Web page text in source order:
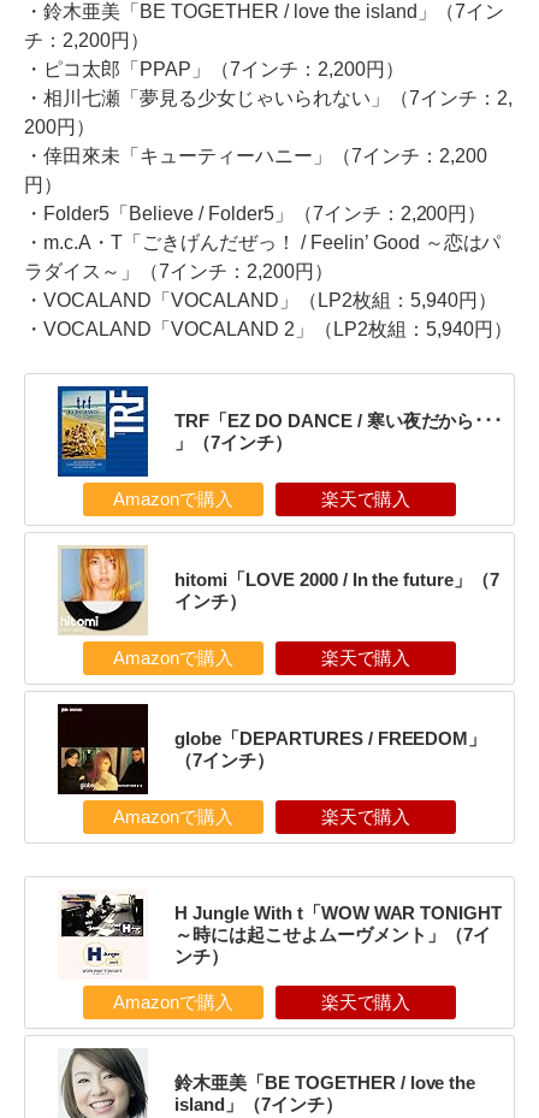
・鈴木亜美「BE TOGETHER / love the island」（7イン
チ：2,200円）
・ピコ太郎「PPAP」（7インチ：2,200円）
・相川七瀬「夢見る少女じゃいられない」（7インチ：2,
200円）
・倖田來未「キューティーハニー」（7インチ：2,200
円）
・Folder5「Believe / Folder5」（7インチ：2,200円）
・m.c.A・T「ごきげんだぜっ！ / Feelin’ Good ～恋はパ
ラダイス～」（7インチ：2,200円）
・VOCALAND「VOCALAND」（LP2枚組：5,940円）
・VOCALAND「VOCALAND 2」（LP2枚組：5,940円）
TRF「EZ DO DANCE / 寒い夜だから･･･
」（7インチ）
Amazonで購入 楽天で購入
hitomi「LOVE 2000 / In the future」（7
インチ）
Amazonで購入 楽天で購入
globe「DEPARTURES / FREEDOM」
（7インチ）
Amazonで購入 楽天で購入
H Jungle With t「WOW WAR TONIGHT
～時には起こせよムーヴメント」（7イ
ンチ）
Amazonで購入 楽天で購入
鈴木亜美「BE TOGETHER / love the
island」（7インチ）